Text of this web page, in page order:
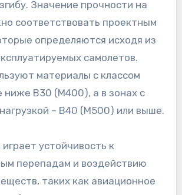
Значение прочности на
соответствовать проектным
определяются исходя из
самолетов.
материалы с классом
ниже B30 (М400), а в зонах с
– B40 (М500) или выше.
устойчивость к
перепадам и воздействию
таких как авиационное